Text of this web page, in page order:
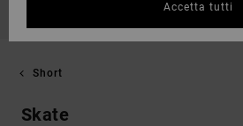
Short
Skate
Accetta tutti